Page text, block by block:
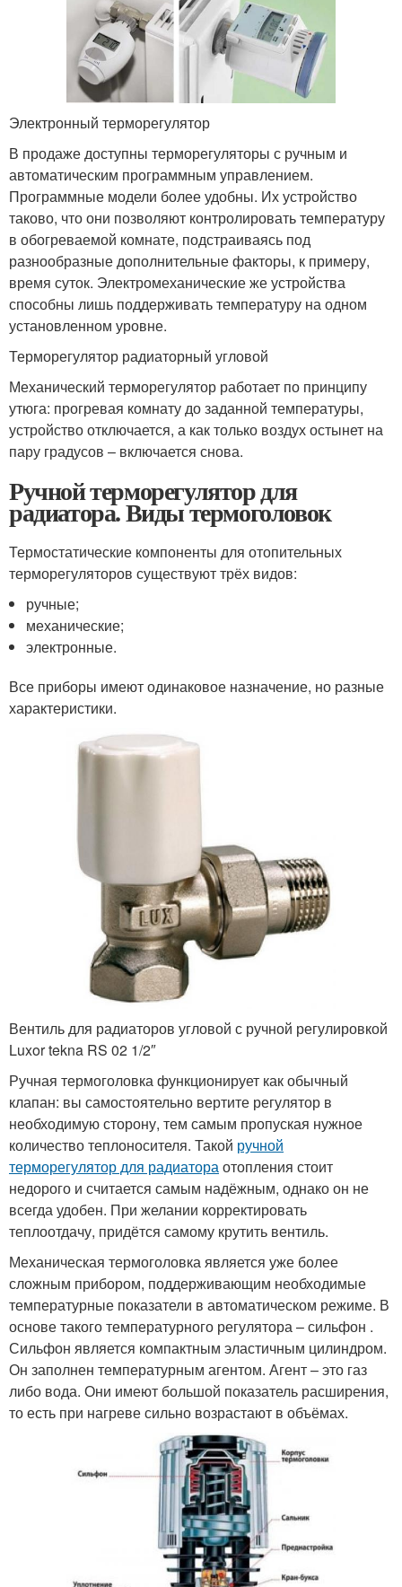
Электронный терморегулятор
В продаже доступны терморегуляторы с ручным и
автоматическим программным управлением.
Программные модели более удобны. Их устройство
таково, что они позволяют контролировать температуру
в обогреваемой комнате, подстраиваясь под
разнообразные дополнительные факторы, к примеру,
время суток. Электромеханические же устройства
способны лишь поддерживать температуру на одном
установленном уровне.
Терморегулятор радиаторный угловой
Механический терморегулятор работает по принципу
утюга: прогревая комнату до заданной температуры,
устройство отключается, а как только воздух остынет на
пару градусов – включается снова.
Ручной терморегулятор для
радиатора. Виды термоголовок
Термостатические компоненты для отопительных
терморегуляторов существуют трёх видов:
ручные;
механические;
электронные.
Все приборы имеют одинаковое назначение, но разные
характеристики.
Вентиль для радиаторов угловой с ручной регулировкой
Luxor tekna RS 02 1/2″
Ручная термоголовка функционирует как обычный
клапан: вы самостоятельно вертите регулятор в
необходимую сторону, тем самым пропуская нужное
количество теплоносителя. Такой ручной
терморегулятор для радиатораотопления стоит
недорого и считается самым надёжным, однако он не
всегда удобен. При желании корректировать
теплоотдачу, придётся самому крутить вентиль.
Механическая термоголовка является уже более
сложным прибором, поддерживающим необходимые
температурные показатели в автоматическом режиме. В
основе такого температурного регулятора – сильфон .
Сильфон является компактным эластичным цилиндром.
Он заполнен температурным агентом. Агент – это газ
либо вода. Они имеют большой показатель расширения,
то есть при нагреве сильно возрастают в объёмах.